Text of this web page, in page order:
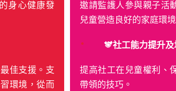
身心健康發
佳支援。支
環境，從而
邀請監護人參與親子活
兒童營造良好的家庭環
社工能力提升
提高社工在兒童權利、
帶領的技巧。